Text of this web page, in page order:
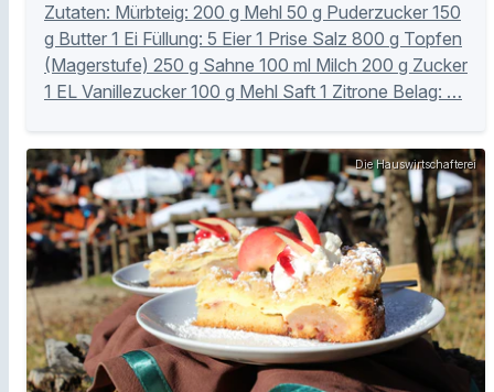
Zutaten: Mürbteig: 200 g Mehl 50 g Puderzucker 150
g Butter 1 Ei Füllung: 5 Eier 1 Prise Salz 800 g Topfen
(Magerstufe) 250 g Sahne 100 ml Milch 200 g Zucker
1 EL Vanillezucker 100 g Mehl Saft 1 Zitrone Belag: …
Die Hauswirtschafterei